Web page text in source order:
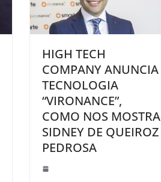
HIGH TECH
COMPANY ANUNCIA
TECNOLOGIA
“VIRONANCE”,
COMO NOS MOSTRA
SIDNEY DE QUEIROZ
PEDROSA